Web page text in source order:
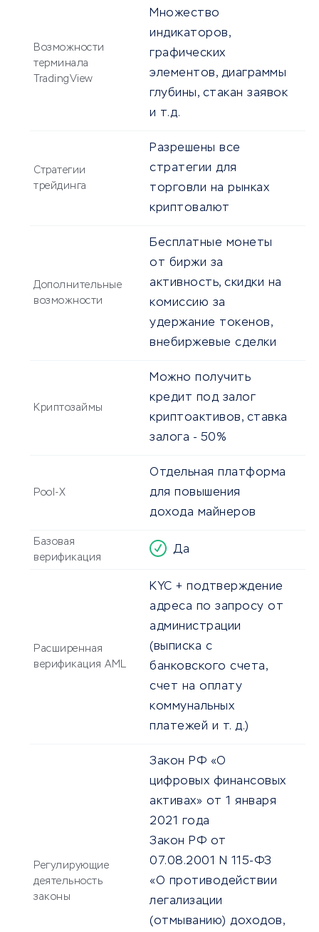
Возможности
терминала
TradingView
Множество
индикаторов,
графических
элементов, диаграммы
глубины, стакан заявок
и т.д.
Стратегии
трейдинга
Разрешены все
стратегии для
торговли на рынках
криптовалют
Дополнительные
возможности
Бесплатные монеты
от биржи за
активность, скидки на
комиссию за
удержание токенов,
внебиржевые сделки
Криптозаймы
Можно получить
кредит под залог
криптоактивов, ставка
залога - 50%
Pool-X
Отдельная платформа
для повышения
дохода майнеров
Базовая
верификация
Да
Расширенная
верификация AML
KYC + подтверждение
адреса по запросу от
администрации
(выписка с
банковского счета,
счет на оплату
коммунальных
платежей и т. д.)
Регулирующие
деятельность
законы
Закон РФ «О
цифровых финансовых
активах» от 1 января
2021 года
Закон РФ от
07.08.2001 N 115-ФЗ
«О противодействии
легализации
(отмыванию) доходов,